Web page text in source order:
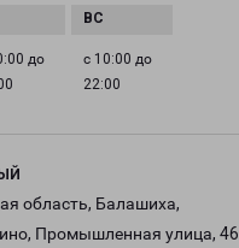
до
с 10:00 до
22:00
область, Балашиха,
Промышленная улица, 46